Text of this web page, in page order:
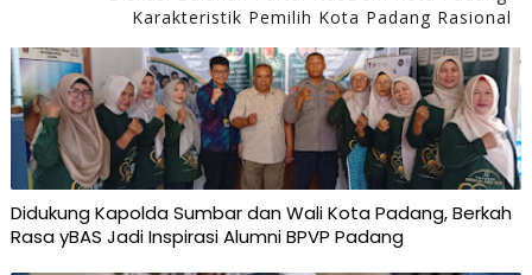
Karakteristik Pemilih Kota Padang Rasional
Didukung Kapolda Sumbar dan Wali Kota Padang, Berkah
Rasa yBAS Jadi Inspirasi Alumni BPVP Padang